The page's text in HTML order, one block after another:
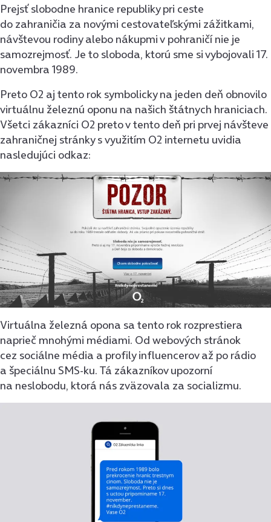
Prejsť slobodne hranice republiky pri ceste
do zahraničia za novými cestovateľskými zážitkami,
návštevou rodiny alebo nákupmi v pohraničí nie je
samozrejmosť. Je to sloboda, ktorú sme si vybojovali 17.
novembra 1989.
Preto O2 aj tento rok symbolicky na jeden deň obnovilo
virtuálnu železnú oponu na našich štátnych hraniciach.
Všetci zákazníci O2 preto v tento deň pri prvej návšteve
zahraničnej stránky s využitím O2 internetu uvidia
nasledujúci odkaz:
Virtuálna železná opona sa tento rok rozprestiera
naprieč mnohými médiami. Od webových stránok
cez sociálne média a profily influencerov až po rádio
a špeciálnu SMS-ku. Tá zákazníkov upozorní
na neslobodu, ktorá nás zväzovala za socializmu.